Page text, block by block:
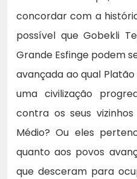
concordar com a
possível que Gobekli
Grande Esfinge podem
avançada ao qual
uma civilização
contra os seus
Médio? Ou eles
quanto aos povos
que desceram para